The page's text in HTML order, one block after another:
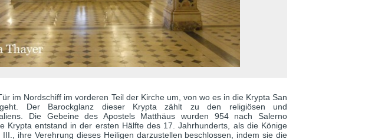
im Nordschiff im vorderen Teil der Kirche um, von wo es in die Krypta San
Der Barockglanz dieser Krypta zählt zu den religiösen und
Die Gebeine des Apostels Matthäus wurden 954 nach Salerno
Krypta entstand in der ersten Hälfte des 17. Jahrhunderts, als die Könige
ihre Verehrung dieses Heiligen darzustellen beschlossen, indem sie die